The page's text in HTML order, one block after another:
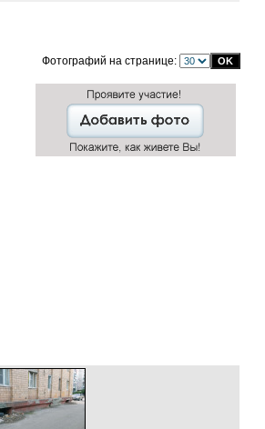
Фотографий на странице: